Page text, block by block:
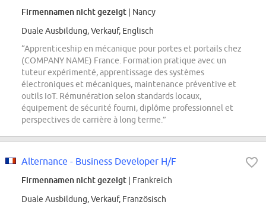
Firmennamen nicht gezeigt | Nancy
Duale Ausbildung, Verkauf, Englisch
“Apprenticeship en mécanique pour portes et portails chez
(COMPANY NAME) France. Formation pratique avec un
tuteur expérimenté, apprentissage des systèmes
électroniques et mécaniques, maintenance préventive et
outils IoT. Rémunération selon standards locaux,
équipement de sécurité fourni, diplôme professionnel et
perspectives de carrière à long terme.”
Alternance - Business Developer H/F
Firmennamen nicht gezeigt | Frankreich
Duale Ausbildung, Verkauf, Französisch